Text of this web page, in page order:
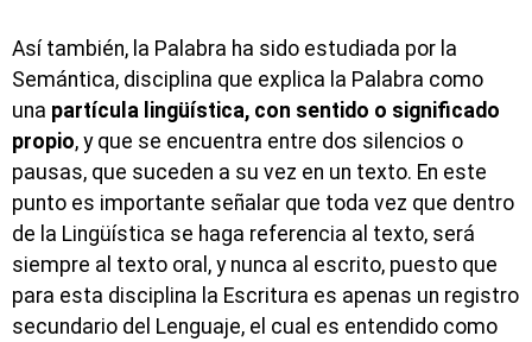
Así también, la Palabra ha sido estudiada por la
Semántica, disciplina que explica la Palabra como
una partícula lingüística, con sentido o significado
propio, y que se encuentra entre dos silencios o
pausas, que suceden a su vez en un texto. En este
punto es importante señalar que toda vez que dentro
de la Lingüística se haga referencia al texto, será
siempre al texto oral, y nunca al escrito, puesto que
para esta disciplina la Escritura es apenas un registro
secundario del Lenguaje, el cual es entendido como